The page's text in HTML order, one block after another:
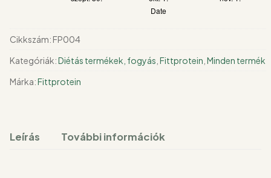
Cikkszám: FP004
Kategóriák:Diétás termékek, fogyás Fittprotein Minden termék
Márka:Fittprotein
Leírás További információk